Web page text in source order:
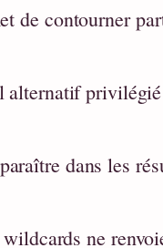
de contourner
dans les
ne